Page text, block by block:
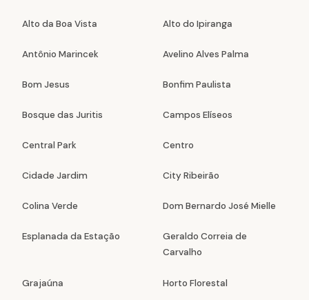
Alto da Boa Vista Alto do Ipiranga
Antônio Marincek Avelino Alves Palma
Bom Jesus Bonfim Paulista
Bosque das Juritis Campos Elíseos
Central Park Centro
Cidade Jardim City Ribeirão
Colina Verde Dom Bernardo José Mielle
Esplanada da Estação
Geraldo Correia de
Carvalho
Grajaúna Horto Florestal